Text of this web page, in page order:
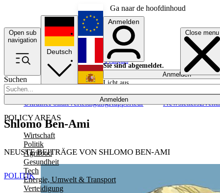
Ga naar de hoofdinhoud
Open sub
navigation
Close menu
Suchen
Anmelden
POLICY AREAS
Wirtschaft
Politik
Agrifood
Gesundheit
Tech
Energie, Umwelt & Transport
Verteidigung
UkrainePolitikVerteidigungRapporteur NewslettersEvents
Deutsch
English
Français
Anmelden
Sie sind abgemeldet.
Anmelden
Licht aus
Shlomo Ben-Ami
NEUSTE BEITRÄGE VON SHLOMO BEN-AMI
POLITIK